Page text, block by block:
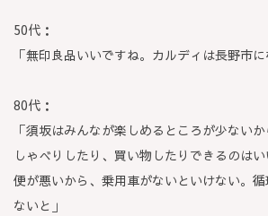
50代：
「無印良品いいですね。カルディは長野市に
80代：
「須坂はみんなが楽しめるところが少ない
しゃべりしたり、買い物したりできるのは
便が悪いから、乗用車がないといけない。
ないと」